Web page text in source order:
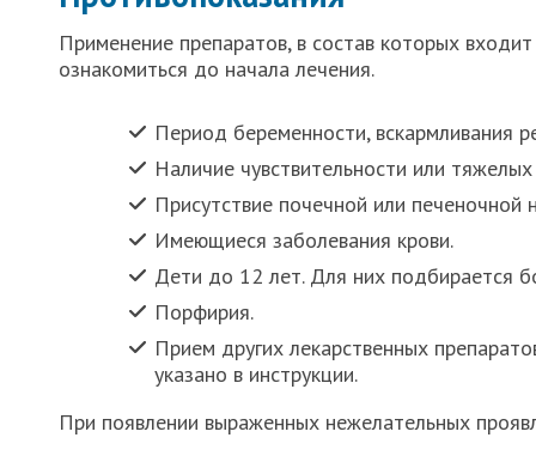
Применение препаратов, в состав которых
ознакомиться до начала лечения.
Период беременности, вскармливания
Наличие чувствительности или
Присутствие почечной или печеночной
Имеющиеся заболевания крови.
Дети до 12 лет. Для них подбирается
Порфирия.
Прием других лекарственных
указано в инструкции.
При появлении выраженных нежелательных